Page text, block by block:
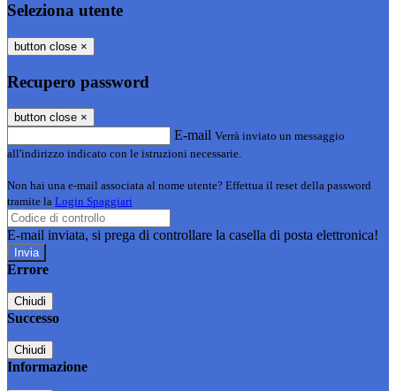
Seleziona utente
button close ×
Recupero password
button close ×
E-mail Verrà inviato un messaggio
all'indirizzo indicato con le istruzioni necessarie.
Non hai una e-mail associata al nome utente? Effettua il reset della password
tramite la Login Spaggiari
E-mail inviata, si prega di controllare la casella di posta elettronica!
Errore
Chiudi
Successo
Chiudi
Informazione